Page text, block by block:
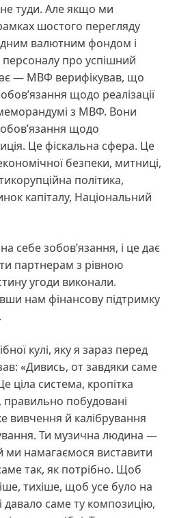
туди. Але якщо ми
шостого перегляду
валютним фондом і
персоналу про успішний
— МВФ верифікував, що
щодо реалізації
з МВФ. Вони
щодо
Це фіскальна сфера. Це
безпеки, митниці,
політика,
капіталу, Національний
себе зобов’язання, і це дає
партнерам з рівною
угоди виконали.
нам фінансову підтримку
кулі, яку я зараз перед
«Дивись, от завдяки саме
ціла система, кропітка
правильно побудовані
вивчення й калібрування
Ти музична людина —
ми намагаємося виставити
так, як потрібно. Щоб
тихіше, щоб усе було на
давало саме ту композицію,